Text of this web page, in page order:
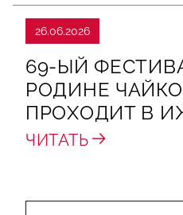
26.06.2026
69-ЫЙ
РОДИНЕ
ПРОХОДИТ В
ЧИТАТЬ